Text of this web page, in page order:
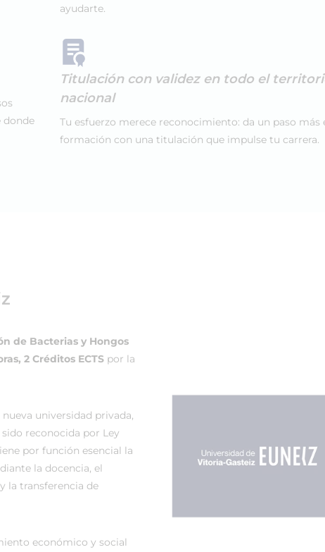
donde
ayudarte.
Titulación con validez en todo el
nacional
Tu esfuerzo merece reconocimiento: da un paso más
formación con una titulación que impulse tu carrera.
de Bacterias y Hongos
2 Créditos ECTS por la
nueva universidad privada,
reconocida por Ley
por función esencial la
la docencia, el
la transferencia de
económico y social